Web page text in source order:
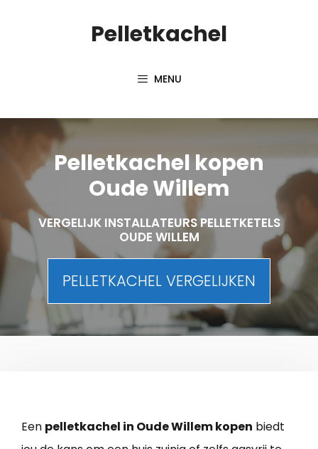
Pelletkachel
MENU
Pelletkachel kopen
Oude Willem
VERGELIJK INSTALLATEURS PELLETKETELS
OUDE WILLEM
PELLETKACHEL VERGELIJKEN
Een pelletkachel in Oude Willem kopen biedt